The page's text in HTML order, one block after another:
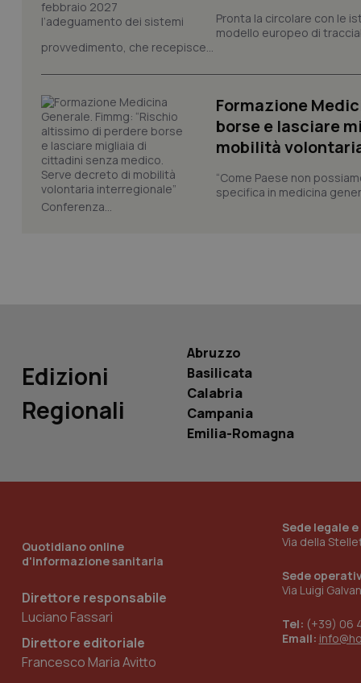
Pronta la circolare con le
modello europeo di
provvedimento, che recepisce...
Formazione
borse e lasciare
mobilità
“Come Paese non
specifica in medicina
Conferenza...
Edizioni
Regionali
Abruzzo
Basilicata
Calabria
Campania
Emilia-Romagna
Quotidiano online
d'informazione sanitaria
Direttore responsabile
Luciano Fassari
Direttore editoriale
Francesco Maria Avitto
Sede legale
Via della
Sede
Via Luigi
Tel: (+39) 06
Email:
_ga
PHPSESSID
tracking-sites-
named-enable